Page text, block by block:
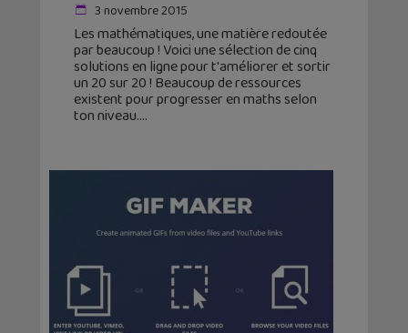
3 novembre 2015
Les mathématiques, une matière redoutée
par beaucoup ! Voici une sélection de cinq
solutions en ligne pour t'améliorer et sortir
un 20 sur 20 ! Beaucoup de ressources
existent pour progresser en maths selon
ton niveau.